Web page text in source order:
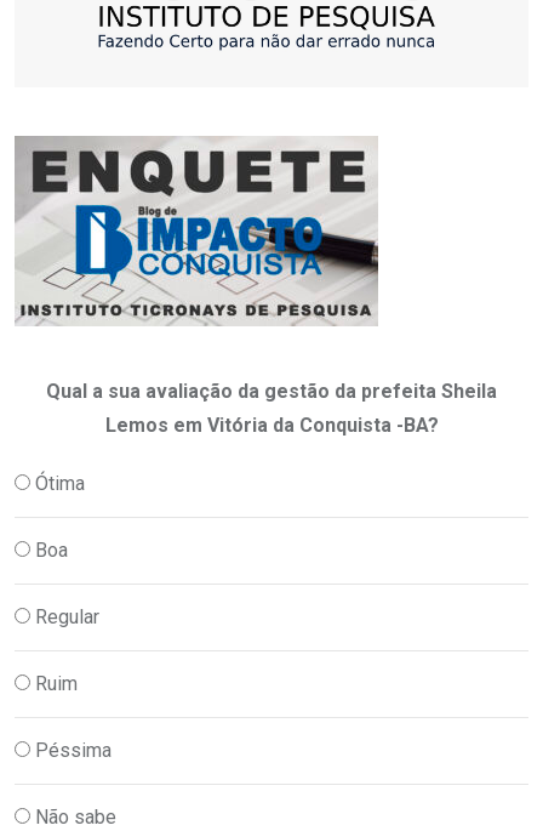
Qual a sua avaliação da gestão da prefeita Sheila
Lemos em Vitória da Conquista -BA?
Ótima
Boa
Regular
Ruim
Péssima
Não sabe